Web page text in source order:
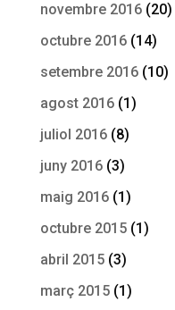
novembre 2016(20)
octubre 2016(14)
setembre 2016(10)
agost 2016(1)
juliol 2016(8)
juny 2016(3)
maig 2016(1)
octubre 2015(1)
abril 2015(3)
març 2015(1)